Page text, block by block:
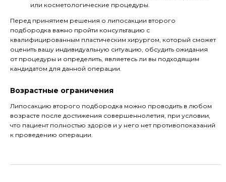
или косметологические процедуры.
Перед принятием решения о липосакции второго
подбородка важно пройти консультацию с
квалифицированным пластическим хирургом, который сможет
оценить вашу индивидуальную ситуацию, обсудить ожидания
от процедуры и определить, являетесь ли вы подходящим
кандидатом для данной операции.
Возрастные ограничения
Липосакцию второго подбородка можно проводить в любом
возрасте после достижения совершеннолетия, при условии,
что пациент полностью здоров и у него нет противопоказаний
к проведению операции.